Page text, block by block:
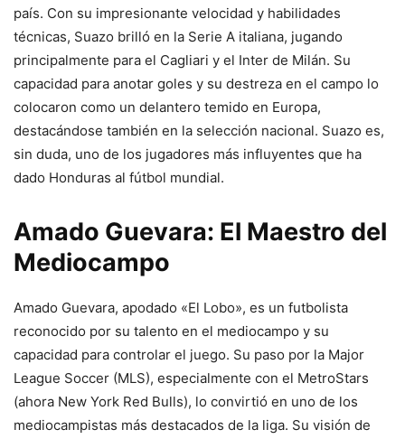
país. Con su impresionante velocidad y habilidades
técnicas, Suazo brilló en la Serie A italiana, jugando
principalmente para el Cagliari y el Inter de Milán. Su
capacidad para anotar goles y su destreza en el campo lo
colocaron como un delantero temido en Europa,
destacándose también en la selección nacional. Suazo es,
sin duda, uno de los jugadores más influyentes que ha
dado Honduras al fútbol mundial.
Amado Guevara: El Maestro del
Mediocampo
Amado Guevara, apodado «El Lobo», es un futbolista
reconocido por su talento en el mediocampo y su
capacidad para controlar el juego. Su paso por la Major
League Soccer (MLS), especialmente con el MetroStars
(ahora New York Red Bulls), lo convirtió en uno de los
mediocampistas más destacados de la liga. Su visión de